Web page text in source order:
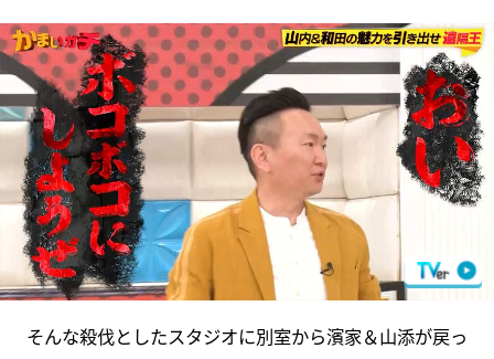
そんな殺伐としたスタジオに別室から濱家＆山添が戻っ